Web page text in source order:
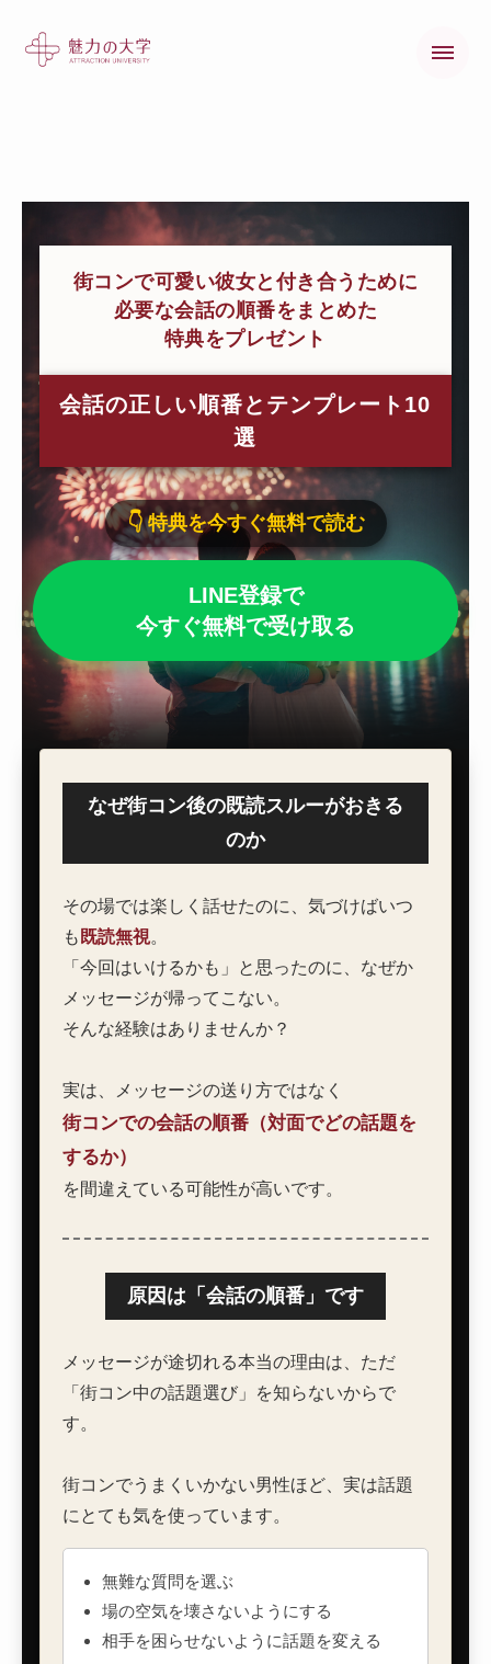
魅力の大学とは
オンラインコース
個別指導コース
採用情報
街コンで可愛い彼女と付き合うために
必要な会話の順番をまとめた
特典をプレゼント
会話の正しい順番とテンプレート10
選
👇 特典を今すぐ無料で読む
LINE登録で
今すぐ無料で受け取る
なぜ街コン後の既読スルーがおきる
のか
その場では楽しく話せたのに、気づけばいつ
も 既読無視。
「今回はいけるかも」と思ったのに、なぜか
メッセージが帰ってこない。
そんな経験はありませんか？
実は、メッセージの送り方ではなく
街コンでの会話の順番（対面でどの話題を
するか）
を間違えている可能性が高いです。
原因は「会話の順番」です
メッセージが途切れる本当の理由は、ただ
「街コン中の話題選び」を知らないからで
す。
街コンでうまくいかない男性ほど、実は話題
にとても気を使っています。
無難な質問を選ぶ
場の空気を壊さないようにする
相手を困らせないように話題を変える